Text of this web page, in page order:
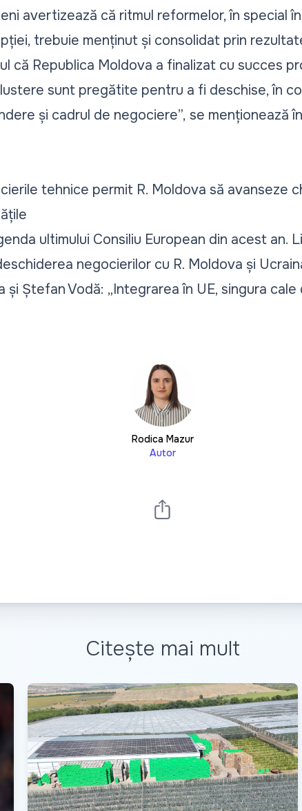
avertizează că ritmul reformelor, în special
trebuie menținut și consolidat prin
că Republica Moldova a finalizat cu succes
sunt pregătite pentru a fi deschise, în
și cadrul de negociere”, se menționează
tehnice permit R. Moldova să avanseze
ultimului Consiliu European din acest an.
negocierilor cu R. Moldova și
și Ștefan Vodă: „Integrarea în UE, singura
Rodica Mazur
Autor
Citește mai mult